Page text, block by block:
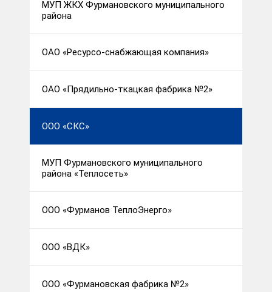
МУП ЖКХ Фурмановского муниципального
района
ОАО «Ресурсо-снабжающая компания»
ОАО «Прядильно-ткацкая фабрика №2»
ООО «СКС»
МУП Фурмановского муниципального
района «Теплосеть»
ООО «Фурманов ТеплоЭнерго»
ООО «ВДК»
ООО «Фурмановская фабрика №2»